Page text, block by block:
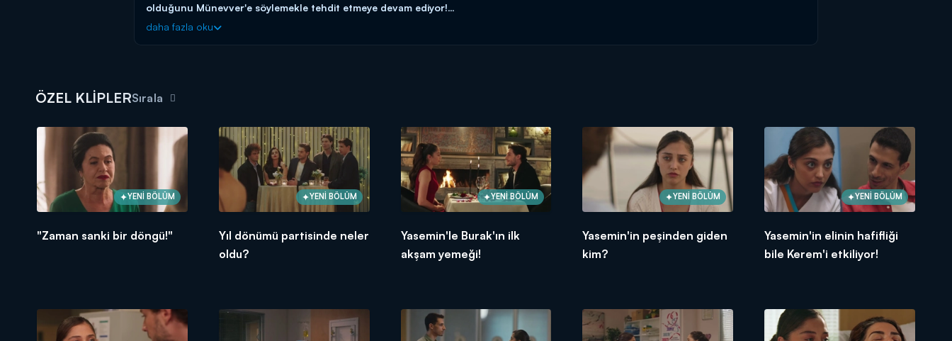
olduğunu Münevver'e söylemekle tehdit etmeye devam ediyor!
daha fazla oku
ÖZEL KLİPLERSırala
YENİ BÖLÜM
"Zaman sanki bir döngü!"
YENİ BÖLÜM
Yıl dönümü partisinde neler
oldu?
YENİ BÖLÜM
Yasemin'le Burak'ın ilk
akşam yemeği!
YENİ BÖLÜM
Yasemin'in peşinden giden
kim?
YENİ BÖLÜM
Yasemin'in elinin hafifliği
bile Kerem'i etkiliyor!